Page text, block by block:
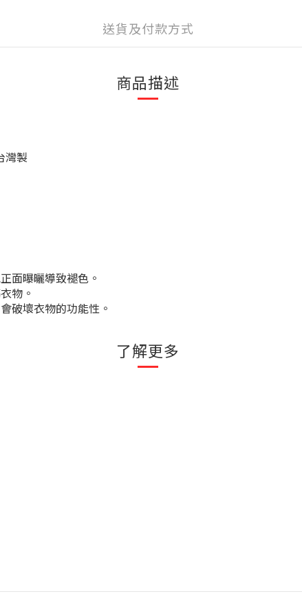
送貨及付款方式
商品描述
灣製
面曝曬導致褪色。
物。
破壞衣物的功能性。
了解更多